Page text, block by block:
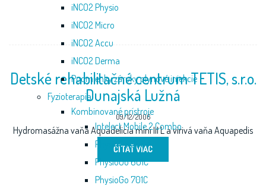
iNCO2 Physio
iNCO2 Micro
iNCO2 Accu
iNCO2 Derma
Podmienky záruky plynové injekcie
Fyzioterapia
Kombinované prístroje
Intelect Mobile 2 Combo
PhysioGo 300A
PhysioGo 601C
PhysioGo 701C
Detské rehabilitačné centrum TETIS, s.r.o.
Dunajská Lužná
09/12/2006
Hydromasážna vaňa Aquadelicia mini III L a vírivá vaňa Aquapedis
ČÍTAŤ VIAC